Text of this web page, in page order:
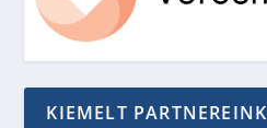
KIEMELT PARTNEREINK